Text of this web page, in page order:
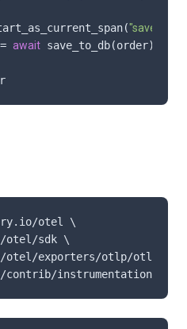
await save_to_db(order)
otel \
otel/sdk \
otel/exporters/otlp/
contrib/instrumentation/